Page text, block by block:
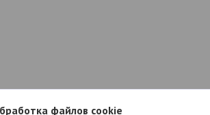
файлов cookie